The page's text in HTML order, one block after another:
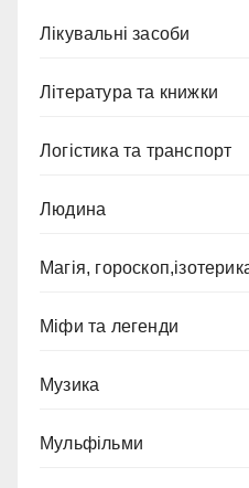
Лікувальні засоби
Література та книжки
Логістика та транспорт
Людина
Магія,
Міфи та легенди
Музика
Мульфільми